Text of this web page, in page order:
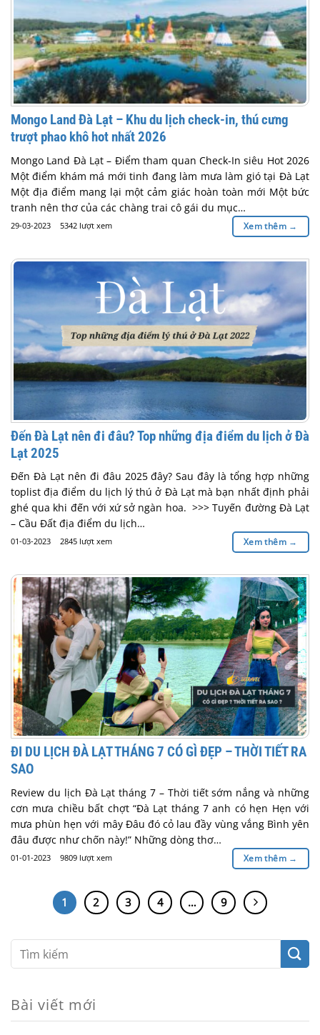
Mongo Land Đà Lạt – Khu du lịch check-in, thú cưng
trượt phao khô hot nhất 2026
Mongo Land Đà Lạt – Điểm tham quan Check-In siêu Hot 2026
Một điểm khám má mới tinh đang làm mưa làm gió tại Đà Lạt
Một địa điểm mang lại một cảm giác hoàn toàn mới Một bức
tranh nên thơ của các chàng trai cô gái du mục…
29-03-2023 5342 lượt xem Xem thêm →
Đến Đà Lạt nên đi đâu? Top những địa điểm du lịch ở Đà
Lạt 2025
Đến Đà Lạt nên đi đâu 2025 đây? Sau đây là tổng hợp những
toplist địa điểm du lịch lý thú ở Đà Lạt mà bạn nhất định phải
ghé qua khi đến với xứ sở ngàn hoa. >>> Tuyến đường Đà Lạt
– Cầu Đất địa điểm du lịch…
01-03-2023 2845 lượt xem Xem thêm →
ĐI DU LỊCH ĐÀ LẠT THÁNG 7 CÓ GÌ ĐẸP – THỜI TIẾT RA
SAO
Review du lịch Đà Lạt tháng 7 – Thời tiết sớm nắng và những
cơn mưa chiều bất chợt “Đà Lạt tháng 7 anh có hẹn Hẹn với
mưa phùn hẹn với mây Đâu đó cỏ lau đầy vùng vắng Bình yên
đâu được như chốn này!” Những dòng thơ…
01-01-2023 9809 lượt xem Xem thêm →
1 2 3 4 … 9
Bài viết mới